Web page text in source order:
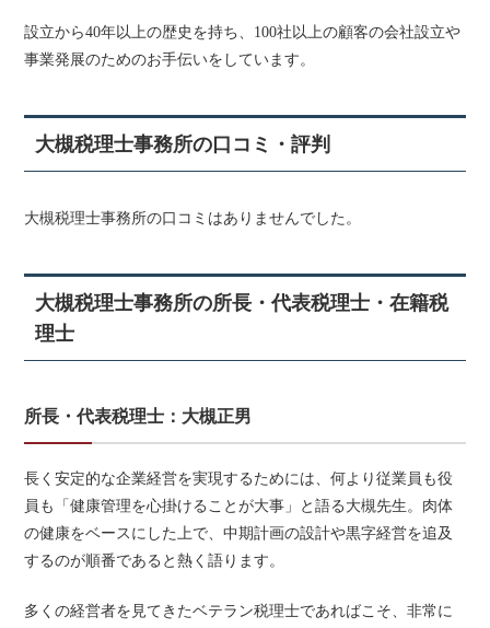
設立から40年以上の歴史を持ち、100社以上の顧客の会社設立や
事業発展のためのお手伝いをしています。
大槻税理士事務所の口コミ・評判
大槻税理士事務所の口コミはありませんでした。
大槻税理士事務所の所長・代表税理士・在籍税
理士
所長・代表税理士：大槻正男
長く安定的な企業経営を実現するためには、何より従業員も役
員も「健康管理を心掛けることが大事」と語る大槻先生。肉体
の健康をベースにした上で、中期計画の設計や黒字経営を追及
するのが順番であると熱く語ります。
多くの経営者を見てきたベテラン税理士であればこそ、非常に